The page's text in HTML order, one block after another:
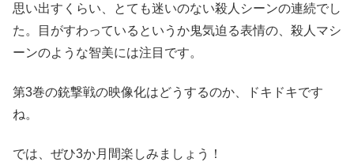
思い出すくらい、とても迷いのない殺人シーンの連続でし
た。目がすわっているというか鬼気迫る表情の、殺人マシ
ーンのような智美には注目です。
第3巻の銃撃戦の映像化はどうするのか、ドキドキです
ね。
では、ぜひ3か月間楽しみましょう！